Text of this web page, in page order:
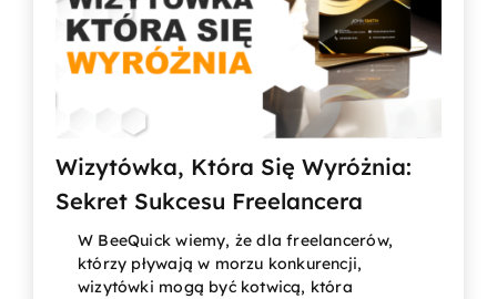
Wizytówka, Która Się Wyróżnia:
Sekret Sukcesu Freelancera
W BeeQuick wiemy, że dla freelancerów,
którzy pływają w morzu konkurencji,
wizytówki mogą być kotwicą, która